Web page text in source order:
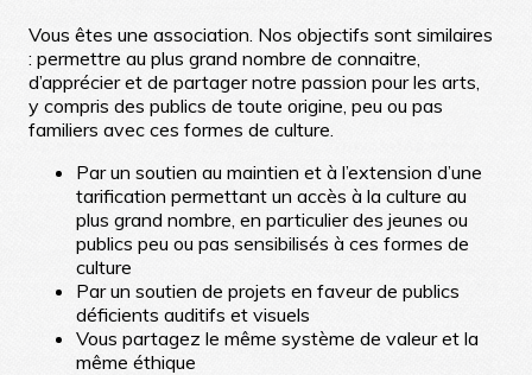
Vous êtes une association. Nos objectifs sont similaires
: permettre au plus grand nombre de connaitre,
d’apprécier et de partager notre passion pour les arts,
y compris des publics de toute origine, peu ou pas
familiers avec ces formes de culture.
Par un soutien au maintien et à l’extension d’une
tarification permettant un accès à la culture au
plus grand nombre, en particulier des jeunes ou
publics peu ou pas sensibilisés à ces formes de
culture
Par un soutien de projets en faveur de publics
déficients auditifs et visuels
Vous partagez le même système de valeur et la
même éthique